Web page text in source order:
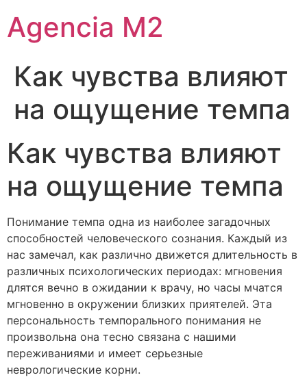
Agencia M2
Как чувства влияют
на ощущение темпа
Как чувства влияют
на ощущение темпа
Понимание темпа одна из наиболее загадочных
способностей человеческого сознания. Каждый из
нас замечал, как различно движется длительность в
различных психологических периодах: мгновения
длятся вечно в ожидании к врачу, но часы мчатся
мгновенно в окружении близких приятелей. Эта
персональность темпорального понимания не
произвольна она тесно связана с нашими
переживаниями и имеет серьезные
неврологические корни.